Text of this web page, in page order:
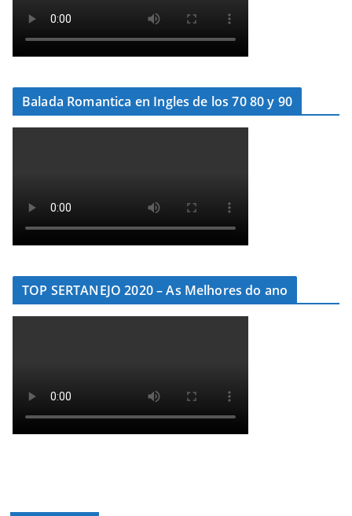
Balada Romantica en Ingles de los 70 80 y 90
TOP SERTANEJO 2020 – As Melhores do ano